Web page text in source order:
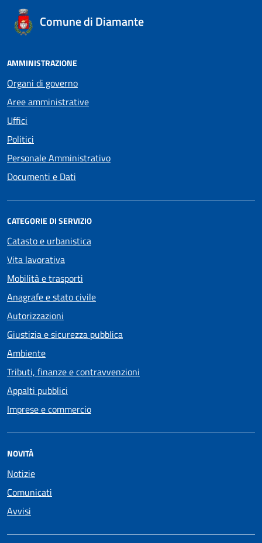
Comune di Diamante
AMMINISTRAZIONE
Organi di governo
Aree amministrative
Uffici
Politici
Personale Amministrativo
Documenti e Dati
CATEGORIE DI SERVIZIO
Catasto e urbanistica
Vita lavorativa
Mobilità e trasporti
Anagrafe e stato civile
Autorizzazioni
Giustizia e sicurezza pubblica
Ambiente
Tributi, finanze e contravvenzioni
Appalti pubblici
Imprese e commercio
NOVITÀ
Notizie
Comunicati
Avvisi